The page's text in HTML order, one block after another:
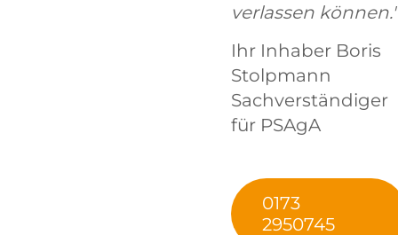
verlassen können."
Ihr Inhaber Boris
Stolpmann
Sachverständiger
für PSAgA
0173
2950745